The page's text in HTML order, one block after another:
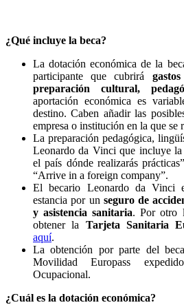
¿Qué incluye la beca?
La dotación económica de la
participante que cubrirá
preparación cultural,
aportación económica es
destino. Caben añadir las
empresa o institución en la que se
La preparación pedagógica,
Leonardo da Vinci que incluye
el país dónde realizarás
“Arrive in a foreign company”.
El becario Leonardo da Vinci
estancia por un seguro de
y asistencia sanitaria. Por otro
obtener la Tarjeta Sanitaria
aquí.
La obtención por parte del
Movilidad Europass
Ocupacional.
¿Cuál es la dotación económica?